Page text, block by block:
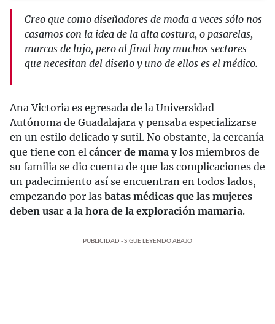
Creo que como diseñadores de moda a veces sólo nos
casamos con la idea de la alta costura, o pasarelas,
marcas de lujo, pero al final hay muchos sectores
que necesitan del diseño y uno de ellos es el médico.
Ana Victoria es egresada de la Universidad
Autónoma de Guadalajara y pensaba especializarse
en un estilo delicado y sutil. No obstante, la cercanía
que tiene con el cáncer de mama y los miembros de
su familia se dio cuenta de que las complicaciones de
un padecimiento así se encuentran en todos lados,
empezando por las batas médicas que las mujeres
deben usar a la hora de la exploración mamaria.
PUBLICIDAD - SIGUE LEYENDO ABAJO